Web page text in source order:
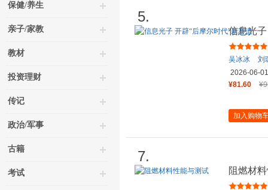
保健/养生
亲子/家教
教材
投资理财
传记
政治/军事
古籍
考试
5.
信息光
吴冰冰
刘
2026-06-01
¥81.60
加入购物
7.
阻燃材